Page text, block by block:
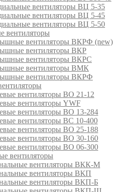
вентиляторы ВЦ 5-35
вентиляторы ВЦ 5-45
вентиляторы ВЦ 5-50
вентиляторы
вентиляторы ВКРФ (new)
вентиляторы ВКР
вентиляторы ВКРС
вентиляторы ВМК
вентиляторы ВКРФ
вентиляторы ВО 21-12
вентиляторы YWF
вентиляторы ВО 13-284
вентиляторы ВС 10-400
вентиляторы ВО 25-188
вентиляторы ВО 30-160
вентиляторы ВО 06-300
вентиляторы
вентиляторы ВКК-М
вентиляторы ВКП
вентиляторы ВКП-Б